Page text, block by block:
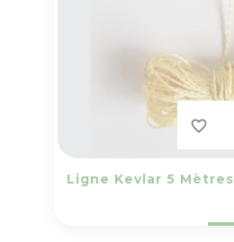
favorite_border
Ligne Kevlar 5 Mètres